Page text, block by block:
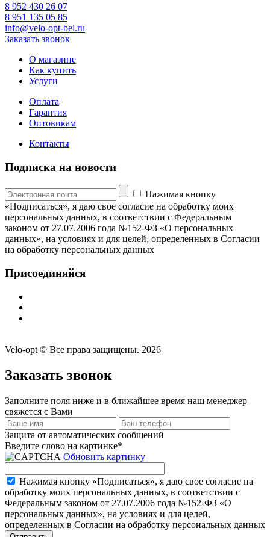
8 952 430 26 07
8 951 135 05 85
info@velo-opt-bel.ru
Заказать звонок
О магазине
Как купить
Услуги
Оплата
Гарантия
Оптовикам
Контакты
Подписка на новости
Нажимая кнопку
«Подписаться», я даю свое согласие на обработку моих
персональных данных, в соответствии с Федеральным
законом от 27.07.2006 года №152-ФЗ «О персональных
данных», на условиях и для целей, определенных в Согласии
на обработку персональных данных
Присоединяйся
Velo-opt © Все права защищены. 2026
Заказать звонок
Заполните поля ниже и в ближайшее время наш менеджер
свяжется с Вами
Защита от автоматических сообщений
Введите слово на картинке*
Обновить картинку
Нажимая кнопку «Подписаться», я даю свое согласие на
обработку моих персональных данных, в соответствии с
Федеральным законом от 27.07.2006 года №152-ФЗ «О
персональных данных», на условиях и для целей,
определенных в Согласии на обработку персональных данных